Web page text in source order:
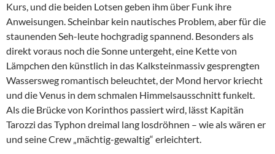
Kurs, und die beiden Lotsen geben ihm über Funk ihre
Anweisungen. Scheinbar kein nautisches Problem, aber für die
staunenden Seh-leute hochgradig spannend. Besonders als
direkt voraus noch die Sonne untergeht, eine Kette von
Lämpchen den künstlich in das Kalksteinmassiv gesprengten
Wassersweg romantisch beleuchtet, der Mond hervor kriecht
und die Venus in dem schmalen Himmelsausschnitt funkelt.
Als die Brücke von Korinthos passiert wird, lässt Kapitän
Tarozzi das Typhon dreimal lang losdröhnen – wie als wären er
und seine Crew „mächtig-gewaltig“ erleichtert.